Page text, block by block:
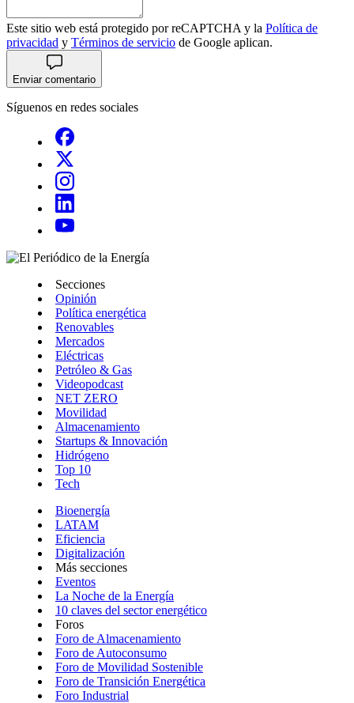
Este sitio web está protegido por reCAPTCHA y la Política de
privacidad y Términos de servicio de Google aplican.
Enviar comentario
Síguenos en redes sociales
Secciones
Opinión
Política energética
Renovables
Mercados
Eléctricas
Petróleo & Gas
Videopodcast
NET ZERO
Movilidad
Almacenamiento
Startups & Innovación
Hidrógeno
Top 10
Tech
Bioenergía
LATAM
Eficiencia
Digitalización
Más secciones
Eventos
La Noche de la Energía
10 claves del sector energético
Foros
Foro de Almacenamiento
Foro de Autoconsumo
Foro de Movilidad Sostenible
Foro de Transición Energética
Foro Industrial